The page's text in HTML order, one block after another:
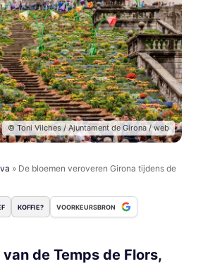
© Toni Vilches / Ajuntament de Girona / web
» De bloemen veroveren Girona tijdens de
KOFFIE? VOORKEURSBRON
de Temps de Flors,